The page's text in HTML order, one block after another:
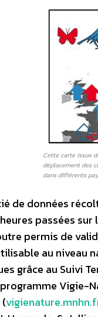
Cette carte issue
déplacement des
dans différents
de données
passées
permis de
au niveau
grâce au Suivi
Vigie-